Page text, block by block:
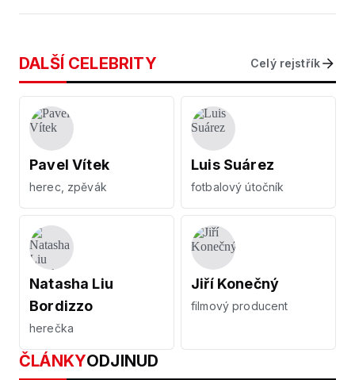
DALŠÍ CELEBRITY Celý rejstřík
Pavel Vítek
herec, zpěvák
Luis Suárez
fotbalový útočník
Natasha Liu
Bordizzo
herečka
Jiří Konečný
filmový producent
ČLÁNKYODJINUD